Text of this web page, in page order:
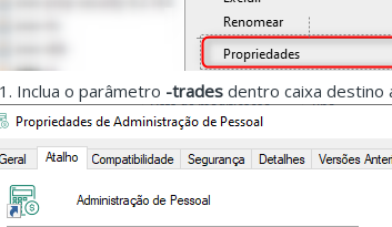
Inclua o parâmetro -tradesdentro caixa